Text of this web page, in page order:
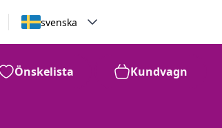
svenska
Önskelista Kundvagn